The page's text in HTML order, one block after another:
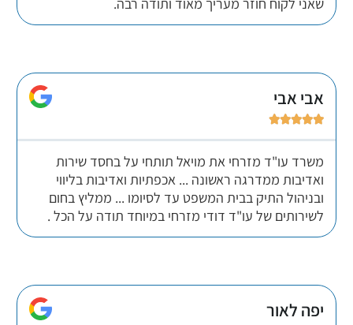
שאני לקוח חוזר מעריך מאוד ותודה רבה.
אבי אבי





משרד עו"ד מזרחי את מויאל תותחי על בחסד שירות
ואדיבות ממדרגה ראשונה ... אכפתיות ואדיבות בליווי
ובניהול התיק בבית המשפט עד לסיומו ... ממליץ בחום
לשירותים של עו"ד דודי מזרחי במיוחד תודה על הכל .
יפה לאור